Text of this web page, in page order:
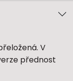
V
přednost